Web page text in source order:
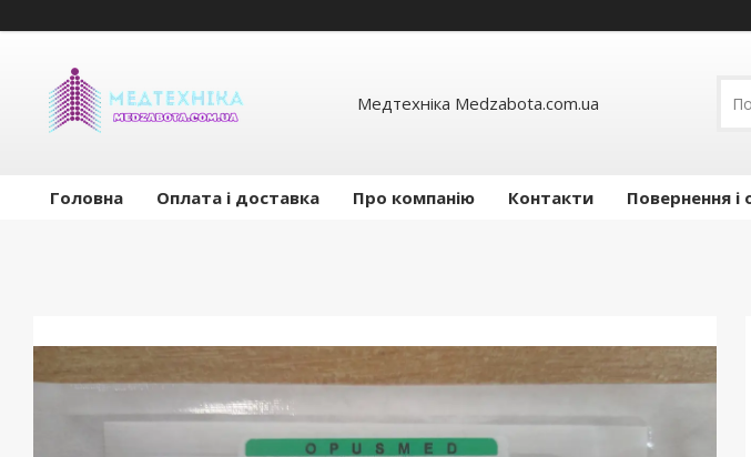
Медтехніка Medzabota.com.ua
Головна Оплата і доставка Про компанію Контакти Повернення і